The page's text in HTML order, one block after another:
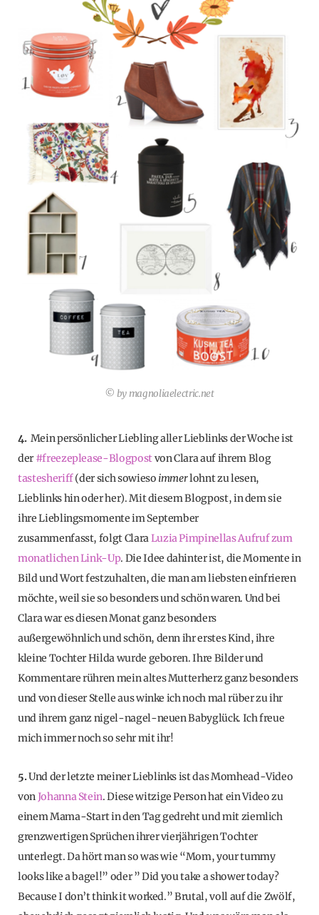
© by magnoliaelectric.net
4. Mein persönlicher Liebling aller Lieblinks der Woche ist
der#freezeplease-Blogpostvon Clara auf ihrem Blog
tastesheriff(der sich sowieso immerlohnt zu lesen,
Lieblinks hin oder her). Mit diesem Blogpost, in dem sie
ihre Lieblingsmomente im September
zusammenfasst, folgt ClaraLuzia Pimpinellas Aufruf zum
monatlichen Link-Up. Die Idee dahinter ist, die Momente in
Bild und Wort festzuhalten, die man am liebsten einfrieren
möchte, weil sie so besonders und schön waren. Und bei
Clara war es diesen Monat ganz besonders
außergewöhnlich und schön, denn ihr erstes Kind, ihre
kleine Tochter Hilda wurde geboren. Ihre Bilder und
Kommentare rühren mein altes Mutterherz ganz besonders
und von dieser Stelle aus winke ich noch mal rüber zu ihr
und ihrem ganz nigel-nagel-neuen Babyglück. Ich freue
mich immer noch so sehr mit ihr!
5.Und der letzte meiner Lieblinks ist das Momhead-Video
von Johanna Stein. Diese witzige Person hat ein Video zu
einem Mama-Start in den Tag gedreht und mit ziemlich
grenzwertigen Sprüchen ihrer vierjährigen Tochter
unterlegt. Da hört man so was wie “Mom, your tummy
looks like a bagel!” oder ” Did you take a shower today?
Because I don’t think it worked.” Brutal, voll auf die Zwölf,